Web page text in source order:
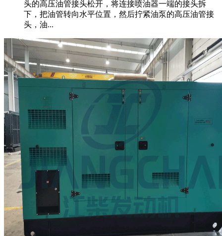
头的高压油管接头松开，将连接喷油器一端的接头拆
下，把油管转向水平位置，然后拧紧油泵的高压油管接
头，油...